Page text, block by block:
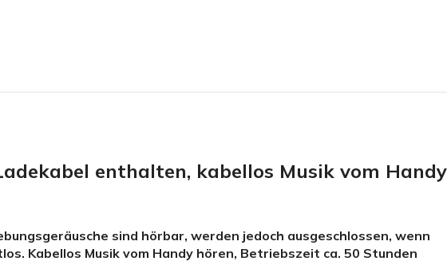
enthalten, kabellos Musik vom Handy
sind hörbar, werden jedoch ausgeschlossen, wenn
Kabellos Musik vom Handy hören, Betriebszeit ca. 50 Stunden